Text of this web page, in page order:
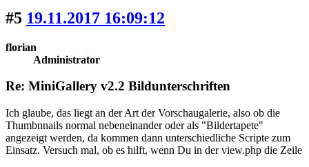
#5 19.11.2017 16:09:12
florian
Administrator
Re: MiniGallery v2.2 Bildunterschriften
Ich glaube, das liegt an der Art der Vorschaugalerie, also ob die
Thumbnnails normal nebeneinander oder als "Bildertapete"
angezeigt werden, da kommen dann unterschiedliche Scripte zum
Einsatz. Versuch mal, ob es hilft, wenn Du in der view.php die Zeile